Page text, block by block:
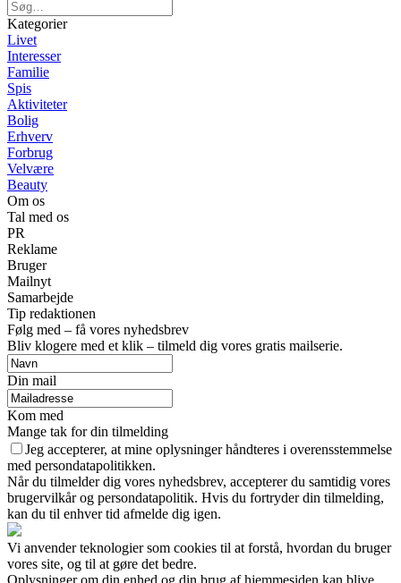
Kategorier
Livet
Interesser
Familie
Spis
Aktiviteter
Bolig
Erhverv
Forbrug
Velvære
Beauty
Om os
Tal med os
PR
Reklame
Bruger
Mailnyt
Samarbejde
Tip redaktionen
Følg med – få vores nyhedsbrev
Bliv klogere med et klik – tilmeld dig vores gratis mailserie.
Din mail
Kom med
Mange tak for din tilmelding
Jeg accepterer, at mine oplysninger håndteres i overensstemmelse
med persondatapolitikken.
Når du tilmelder dig vores nyhedsbrev, accepterer du samtidig vores
brugervilkår og persondatapolitik. Hvis du fortryder din tilmelding,
kan du til enhver tid afmelde dig igen.
Vi anvender teknologier som cookies til at forstå, hvordan du bruger
vores site, og til at gøre det bedre.
Oplysninger om din enhed og din brug af hjemmesiden kan blive